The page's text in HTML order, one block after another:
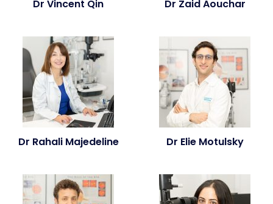
Dr Vincent Qin Dr Zaid Aouchar
Dr Rahali Majedeline Dr Elie Motulsky